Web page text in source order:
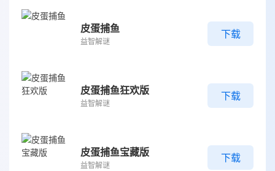
皮蛋捕鱼
益智解谜
下载
皮蛋捕鱼狂欢版
益智解谜
下载
皮蛋捕鱼宝藏版
益智解谜
下载